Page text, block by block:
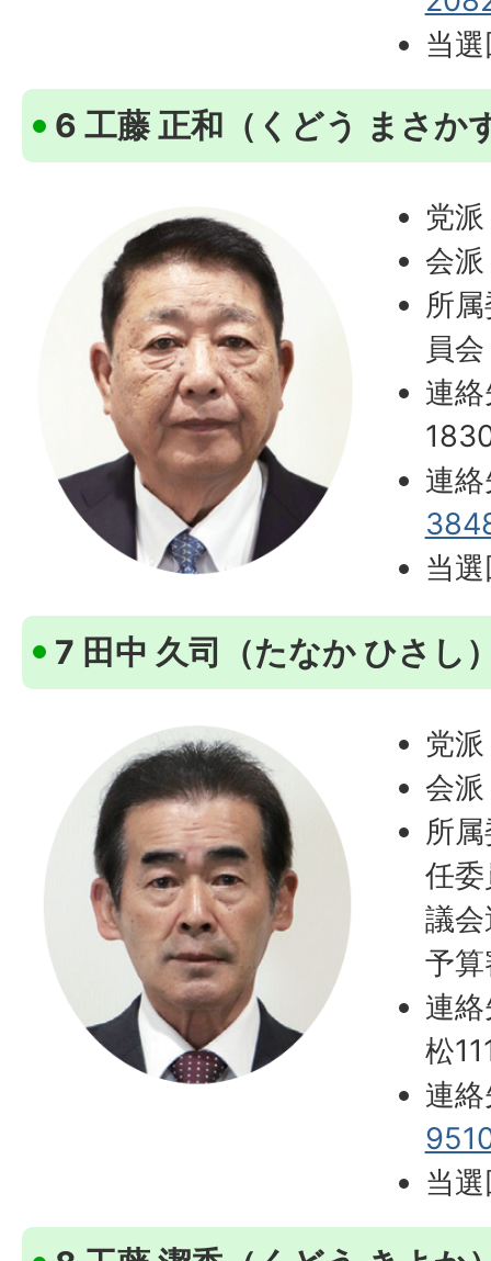
当
6 工藤 正和（くどう まさか
党
会
所
員会
連
連
当
7 田中 久司（たなか ひさし
党
会
所
任
議
予
連
松
連
当